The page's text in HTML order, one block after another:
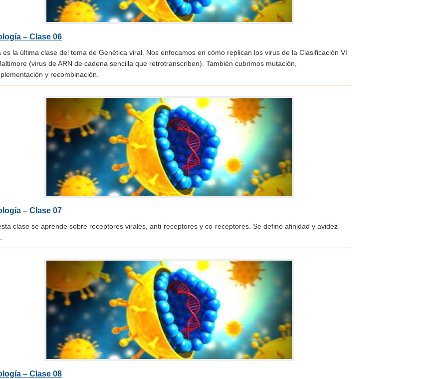
– Clase 06
es la última clase del tema de Genética viral. Nos enfocamos en cómo replican los virus de la Clasificación VI
(virus de ARN de cadena sencilla que retrotranscriben). También cubrimos mutación,
y recombinación.
– Clase 07
clase se aprende sobre receptores virales, anti-receptores y co-receptores. Se define afinidad y avidez
– Clase 08